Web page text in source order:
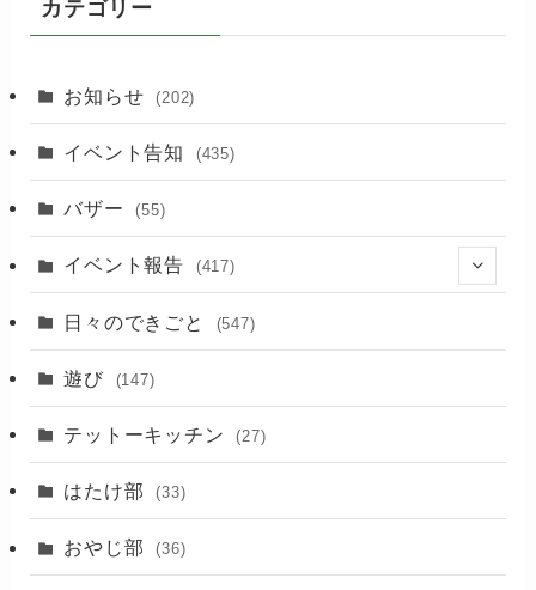
カテゴリー
お知らせ (202)
イベント告知 (435)
バザー (55)
イベント報告 (417)
(2)
(3)
日々のできごと (547)
遊び (147)
テットーキッチン (27)
はたけ部 (33)
おやじ部 (36)